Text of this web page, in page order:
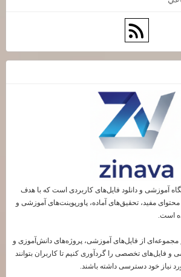
آموزشی و دانلود فایل‌های کاربردی است که با هدف
مفید، تحقیق‌های آماده، پاورپوینت‌های آموزشی و
است.
مجموعه‌ای از فایل‌های آموزشی، پروژه‌های دانش‌آموزی و
و فایل‌های تخصصی را گردآوری کنیم تا کاربران بتوانند
نیاز خود دسترسی داشته باشند.